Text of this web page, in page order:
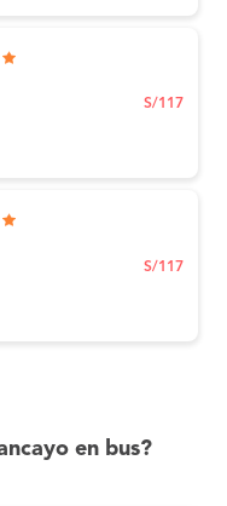
S/117
S/117
en bus?